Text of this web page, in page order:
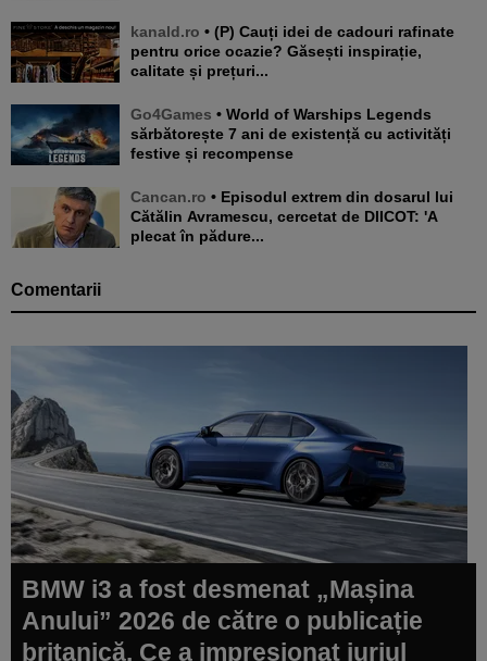
kanald.ro • (P) Cauți idei de cadouri rafinate
pentru orice ocazie? Găsești inspirație,
calitate și prețuri...
Go4Games • World of Warships Legends
sărbătorește 7 ani de existență cu activități
festive și recompense
Cancan.ro • Episodul extrem din dosarul lui
Cătălin Avramescu, cercetat de DIICOT: 'A
plecat în pădure...
Comentarii
BMW i3 a fost desmenat „Mașina
Anului” 2026 de către o publicație
britanică. Ce a impresionat juriul